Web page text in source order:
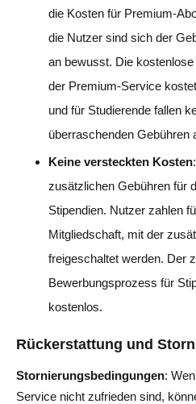
die Kosten für Premium-
die Nutzer sind sich der
an bewusst. Die
der Premium-Service
und für Studierende fallen
überraschenden Gebühren
Keine versteckten Kosten
zusätzlichen Gebühren für
Stipendien. Nutzer zahlen
Mitgliedschaft, mit der
freigeschaltet werden. Der
Bewerbungsprozess für
kostenlos.
Rückerstattung und
Stornierungsbedingungen:
Service nicht zufrieden sind,